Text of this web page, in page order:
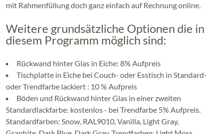
mit Rahmenfüllung doch ganz einfach auf Rechnung online.
Weitere grundsätzliche Optionen die in
diesem Programm möglich sind:
Rückwand hinter Glas in Eiche: 8% Aufpreis
Tischplatte in Eiche bei Couch- oder Esstisch in Standard-
oder Trendfarbe lackiert : 10 % Aufpreis
Böden und Rückwand hinter Glas in einer zweiten
Standardlackfarbe: kostenlos - bei Trendfarbe 5% Aufpreis.
Standardfarben: Snow, RAL9010, Vanilla, Light Gray,